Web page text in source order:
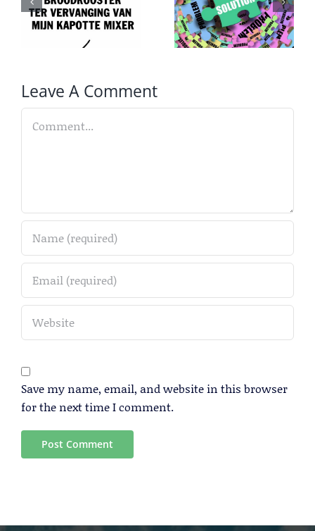
naar
druk,
druk
Leave A Comment
Save my name, email, and website in this browser
for the next time I comment.